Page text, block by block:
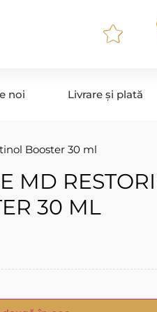
noi Livrare și plată
Booster 30 ml
MD
30 ML